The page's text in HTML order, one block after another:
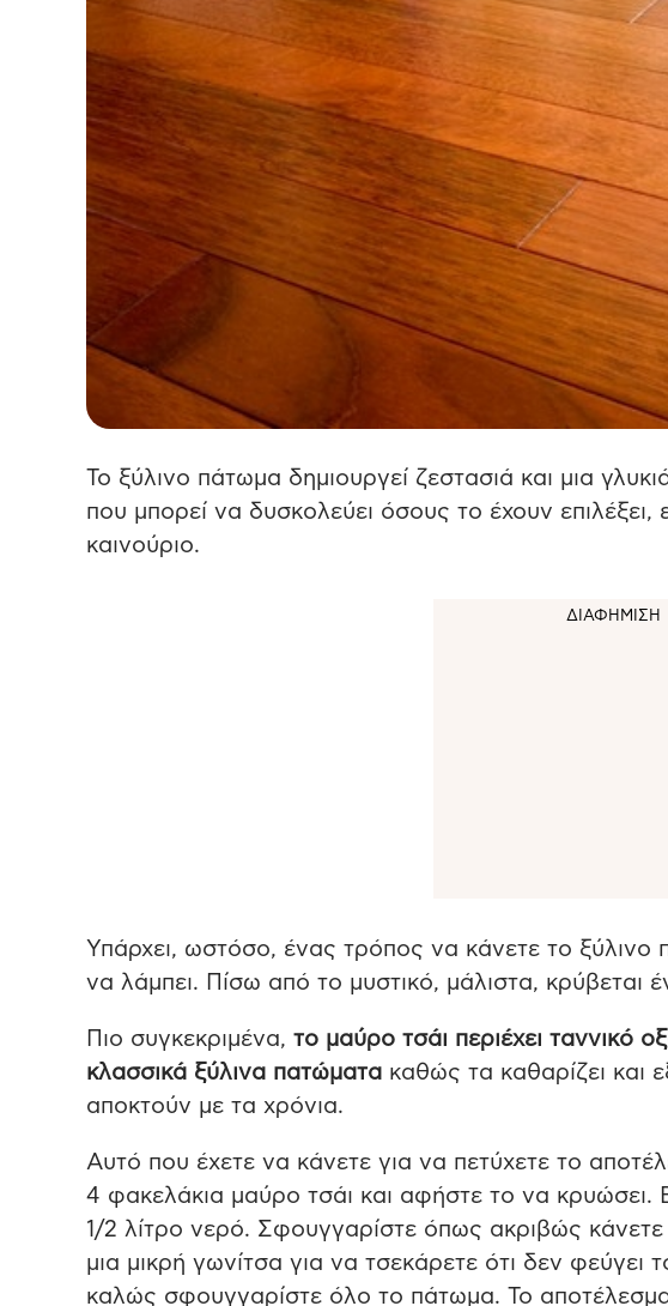
Το ξύλινο πάτωμα δημιουργεί ζεστασιά και μια
που μπορεί να δυσκολεύει όσους το έχουν επιλέξει,
καινούριο.
Υπάρχει, ωστόσο, ένας τρόπος να κάνετε το ξύλινο
να λάμπει. Πίσω από το μυστικό, μάλιστα, κρύβεται
Πιο συγκεκριμένα, το μαύρο τσάι περιέχει ταννικό
κλασσικά ξύλινα πατώματα καθώς τα καθαρίζει και
αποκτούν με τα χρόνια.
Αυτό που έχετε να κάνετε για να πετύχετε το
4 φακελάκια μαύρο τσάι και αφήστε το να κρυώσει.
1/2 λίτρο νερό. Σφουγγαρίστε όπως ακριβώς
μια μικρή γωνίτσα για να τσεκάρετε ότι δεν φεύγει
καλώς σφουγγαρίστε όλο το πάτωμα. Το